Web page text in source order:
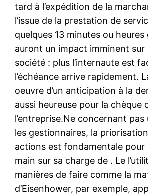
tard à l’expédition de la
l’issue de la prestation de
quelques 13 minutes ou heures
auront un impact imminent sur
société : plus l’internaute est
l’échéance arrive rapidement.
oeuvre d’un anticipation à la
aussi heureuse pour la chèque
l’entreprise.Ne concernant pas
les gestionnaires, la
actions est fondamentale pour
main sur sa charge de . Le
manières de faire comme la
d’Eisenhower, par exemple,